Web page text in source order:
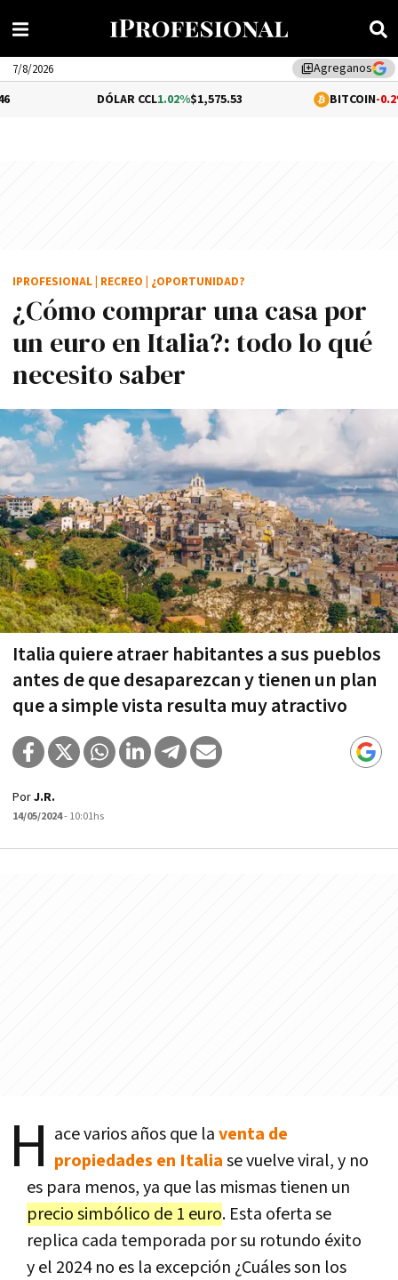
library_addAgreganos
7/8/2026
1.02%$1,575.53 -0.2%$64,416.01
¿Cómo comprar una casa por
un euro en Italia?: todo lo qué
necesito saber
Italia quiere atraer habitantes a sus pueblos
antes de que desaparezcan y tienen un plan
que a simple vista resulta muy atractivo
IPROFESIONAL RECREO ¿OPORTUNIDAD?
PorJ.R.
14/05/2024- 10:01hs
H ace varios años que laventa de
propiedades en Italiase vuelve viral, y no
es para menos, ya que las mismas tienen un
precio simbólico de 1 euro. Esta oferta se
replica cada temporada por su rotundo éxito
y el 2024 no es la excepción ¿Cuáles son los